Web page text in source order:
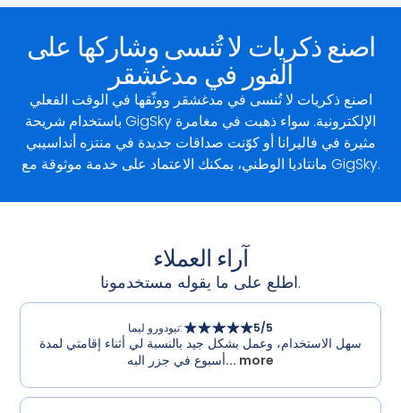
اصنع ذكريات لا تُنسى وشاركها على
الفور في مدغشقر
اصنع ذكريات لا تُنسى في مدغشقر ووثّقها في الوقت الفعلي
باستخدام شريحة GigSky الإلكترونية. سواء ذهبت في مغامرة
مثيرة في فاليرانا أو كوّنت صداقات جديدة في منتزه أنداسيبي
مانتاديا الوطني، يمكنك الاعتماد على خدمة موثوقة مع GigSky.
آراء العملاء
اطلع على ما يقوله مستخدمونا.
تيودورو ليما: 5/5
سهل الاستخدام، وعمل بشكل جيد بالنسبة لي أثناء إقامتي لمدة
أسبوع في جزر البه... more